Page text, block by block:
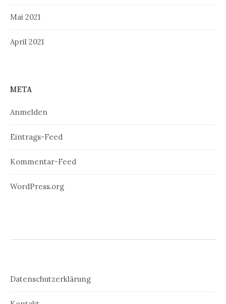
Mai 2021
April 2021
META
Anmelden
Eintrags-Feed
Kommentar-Feed
WordPress.org
Datenschutzerklärung